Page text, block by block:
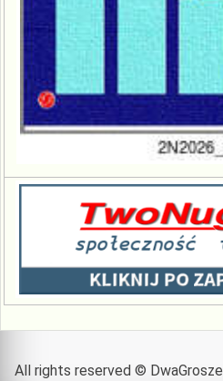
All rights reserved © DwaGrosze